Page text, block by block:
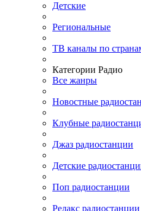
Детские
Региональные
ТВ каналы по
Категории Радио
Все жанры
Новостные
Клубные
Джаз радиостанции
Детские
Поп радиостанции
Релакс радиостанции